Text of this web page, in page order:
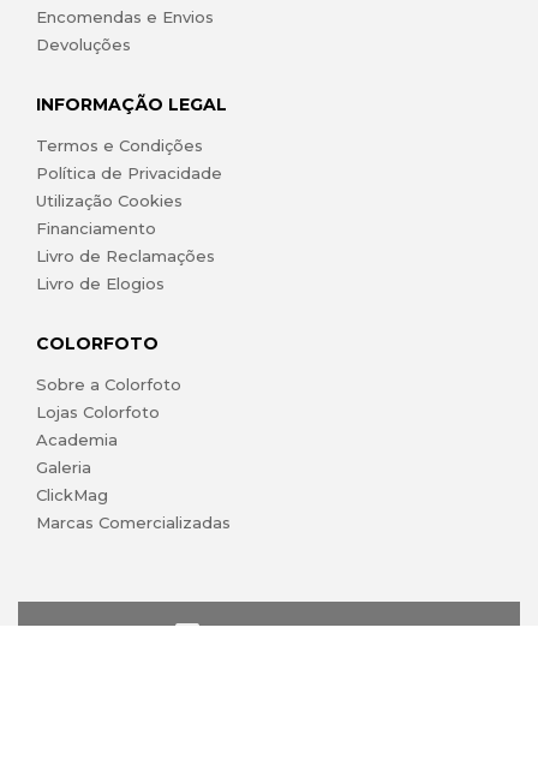
Encomendas e Envios
Devoluções
INFORMAÇÃO LEGAL
Termos e Condições
Política de Privacidade
Utilização Cookies
Financiamento
Livro de Reclamações
Livro de Elogios
COLORFOTO
Sobre a Colorfoto
Lojas Colorfoto
Academia
Galeria
ClickMag
Marcas Comercializadas
lojaonline@colorfoto.pt